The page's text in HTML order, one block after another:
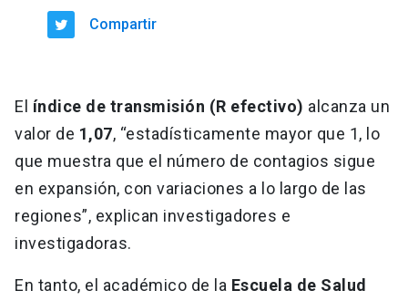
Compartir
El índice de transmisión (R efectivo) alcanza un
valor de 1,07, “estadísticamente mayor que 1, lo
que muestra que el número de contagios sigue
en expansión, con variaciones a lo largo de las
regiones”, explican investigadores e
investigadoras.
En tanto, el académico de la Escuela de Salud